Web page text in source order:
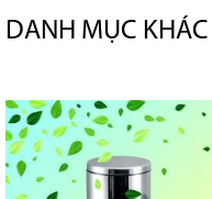
DANH MỤC KHÁC